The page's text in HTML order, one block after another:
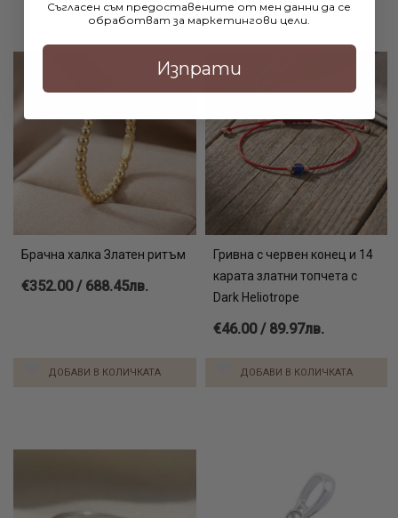
годежни пръстени от бяло злато онлайн
Брачна халка Златен ритъм
€352.00 / 688.45лв.
ДОБАВИ В КОЛИЧКАТА
Гривна с червен конец и 14
карата златни топчета с
Dark Heliotrope
€46.00 / 89.97лв.
ДОБАВИ В КОЛИЧКАТА
Съгласен съм предоставените от мен данни да се
обработват за маркетингови цели.
Изпрати